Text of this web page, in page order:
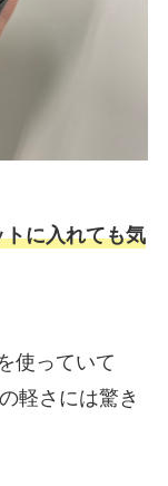
トに入れても気
使っていて
軽さには驚き